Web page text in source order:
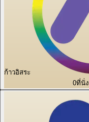
ก้าวอิสระ
0ที่นั่ง